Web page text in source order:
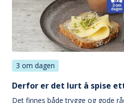
3 om dagen
Derfor er det lurt å spise
Det finnes både trygge og gode